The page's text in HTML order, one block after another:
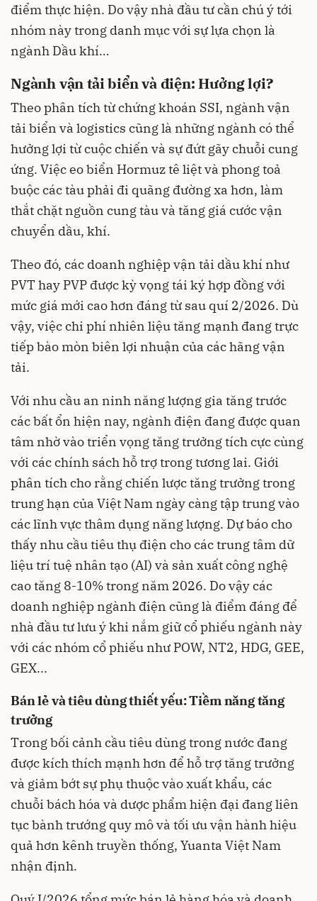
điểm thực hiện. Do vậy nhà đầu tư cần chú ý tới
nhóm này trong danh mục với sự lựa chọn là
ngành Dầu khí…
Ngành vận tải biển và điện: Hưởng lợi?
Theo phân tích từ chứng khoán SSI, ngành vận
tải biển và logistics cũng là những ngành có thể
hưởng lợi từ cuộc chiến và sự đứt gãy chuỗi cung
ứng. Việc eo biển Hormuz tê liệt và phong toả
buộc các tàu phải đi quãng đường xa hơn, làm
thắt chặt nguồn cung tàu và tăng giá cước vận
chuyển dầu, khí.
Theo đó, các doanh nghiệp vận tải dầu khí như
PVT hay PVP được kỳ vọng tái ký hợp đồng với
mức giá mới cao hơn đáng từ sau quí 2/2026. Dù
vậy, việc chi phí nhiên liệu tăng mạnh đang trực
tiếp bào mòn biên lợi nhuận của các hãng vận
tải.
Với nhu cầu an ninh năng lượng gia tăng trước
các bất ổn hiện nay, ngành điện đang được quan
tâm nhờ vào triển vọng tăng trưởng tích cực cùng
với các chính sách hỗ trợ trong tương lai. Giới
phân tích cho rằng chiến lược tăng trưởng trong
trung hạn của Việt Nam ngày càng tập trung vào
các lĩnh vực thâm dụng năng lượng. Dự báo cho
thấy nhu cầu tiêu thụ điện cho các trung tâm dữ
liệu trí tuệ nhân tạo (AI) và sản xuất công nghệ
cao tăng 8-10% trong năm 2026. Do vậy các
doanh nghiệp ngành điện cũng là điểm đáng để
nhà đầu tư lưu ý khi nắm giữ cổ phiếu ngành này
với các nhóm cổ phiếu như POW, NT2, HDG, GEE,
GEX...
Bán lẻ và tiêu dùng thiết yếu: Tiềm năng tăng
trưởng
Trong bối cảnh cầu tiêu dùng trong nước đang
được kích thích mạnh hơn để hỗ trợ tăng trưởng
và giảm bớt sự phụ thuộc vào xuất khẩu, các
chuỗi bách hóa và dược phẩm hiện đại đang liên
tục bành trướng quy mô và tối ưu vận hành hiệu
quả hơn kênh truyền thống, Yuanta Việt Nam
nhận định.